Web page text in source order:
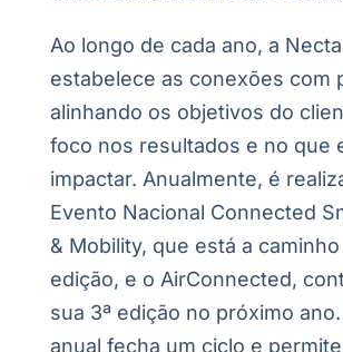
Ao longo de cada ano, a Necta
estabelece as conexões com
alinhando os objetivos do
foco nos resultados e no que
impactar. Anualmente, é
Evento Nacional Connected
& Mobility, que está a
edição, e o AirConnected,
sua 3ª edição no próximo
anual fecha um ciclo e